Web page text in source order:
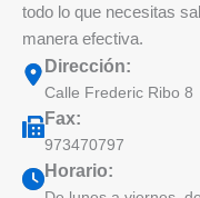
todo lo que necesitas
manera efectiva.
Dirección:
Calle Frederic Ribo 8
Fax:
973470797
Horario: